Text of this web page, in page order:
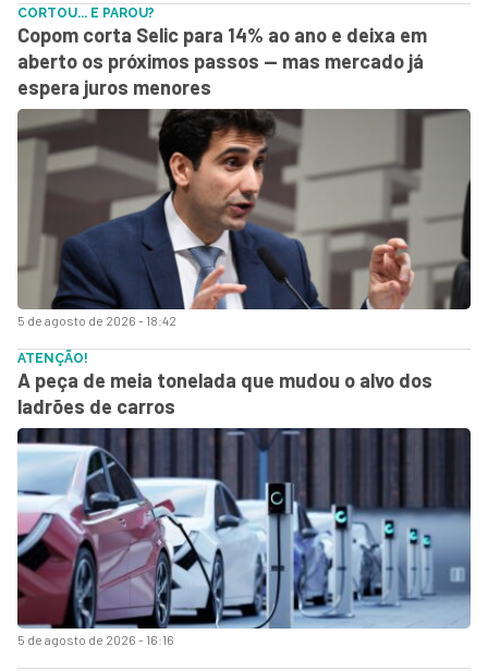
5 de agosto de 2026 - 18:42
CORTOU... E PAROU?
Copom corta Selic para 14% ao ano e deixa em
aberto os próximos passos — mas mercado já
espera juros menores
5 de agosto de 2026 - 16:16
ATENÇÃO!
A peça de meia tonelada que mudou o alvo dos
ladrões de carros